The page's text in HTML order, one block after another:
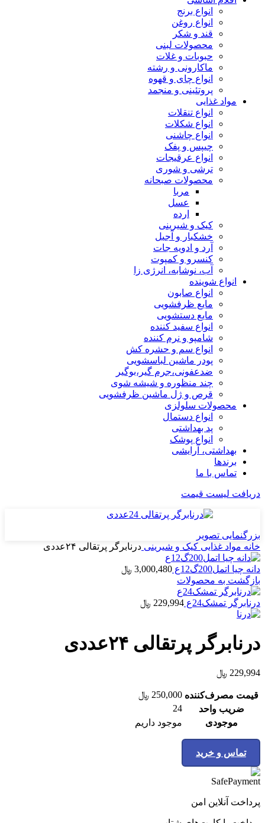
انواع برنج
انواع روغن
قند و شکر
محصولات لبنی
حبوبات و غلات
ماکارونی و رشته
انواع چای و قهوه
پروتئینی و منجمد
مواد غذایی
انواع تنقلات
انواع شکلات
انواع چاشنی
چیپس و پفک
انواع عرقیجات
ترشی و شوری
محصولات صبحانه
مربا
عسل
ارده
کیک و شیرینی
خشکبار و آجیل
آرد و ادویه جات
کنسرو و کمپوت
آب، نوشابه، انرژی زا
انواع شوینده
انواع صابون
مایع ظرفشویی
مایع دستشویی
انواع سفید کننده
شامپو و نرم کننده
انواع سم و حشره کش
پودر ماشین لباسشویی
ضدعفونی،جرم گیر،بوگیر
چند منظوره و شیشه شوی
قرص و ژل ماشین ظرفشویی
محصولات سلولزی
انواع دستمال
پد بهداشتی
انواع پوشک
بهداشتی، آرایشی
برندها
تماس با ما
دریافت لیست قیمت
بزرگنمایی تصویر
خانه مواد غذایی کیک و شیرینی درنابرگر پرتقالی ۲۴عددی
دانه چیا اتمل200گ12ع 3,000,480 ﷼
بازگشت به محصولات
درنابرگر تمشک24ع 229,994 ﷼
درنابرگر پرتقالی ۲۴عددی
229,994 ﷼
قیمت مصرف‌کننده 250,000 ﷼
ضریب واحد
24
موجودی
موجود داریم
تماس و خرید
پرداخت آنلاین امن